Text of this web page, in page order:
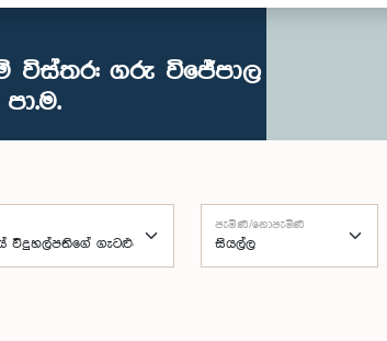
විස්තර: ගරු විජේපාල
පැමිණි/නොපැමිණි